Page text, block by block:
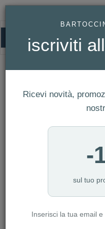
HOMEPAGE MONO
Mono Orecchino
20094217
iscriviti
Ricevi novità,
-
sul tuo
Inserisci la tua email